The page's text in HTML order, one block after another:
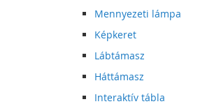
Mennyezeti lámpa
Képkeret
Lábtámasz
Háttámasz
Interaktív tábla